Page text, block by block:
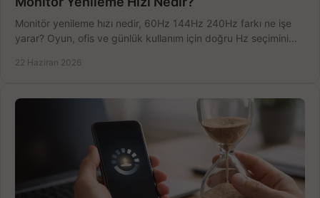
Monitör yenileme hızı nedir, 60Hz 144Hz 240Hz farkı ne işe
yarar? Oyun, ofis ve günlük kullanım için doğru Hz seçimini
22 Haziran 2026